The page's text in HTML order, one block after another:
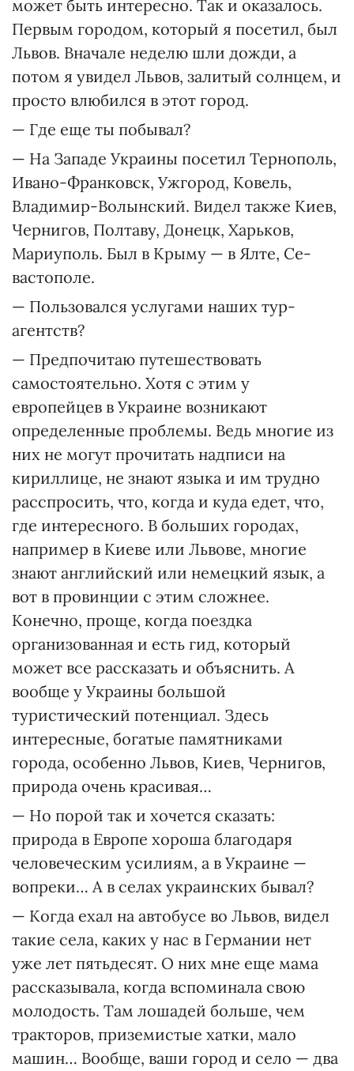
может быть интересно. Так и оказалось.
Первым городом, который я посетил, был
Львов. Вначале неделю шли дожди, а
потом я увидел Львов, залитый солнцем, и
просто влюбился в этот город.
— Где еще ты побывал?
— На Западе Украины посетил Тернополь,
Ивано-Франковск, Ужгород, Ковель,
Владимир-Волынский. Видел также Киев,
Чернигов, Полтаву, Донецк, Харьков,
Мариуполь. Был в Крыму — в Ялте, Се­
вастополе.
— Пользовался услугами наших тур­
агентств?
— Предпочитаю путешествовать
самостоятельно. Хотя с этим у
европейцев в Украине возникают
определенные проблемы. Ведь многие из
них не могут прочитать надписи на
кириллице, не знают языка и им трудно
расспросить, что, когда и куда едет, что,
где интересного. В больших городах,
например в Киеве или Львове, многие
знают английский или немецкий язык, а
вот в провинции с этим сложнее.
Конечно, проще, когда поездка
организованная и есть гид, который
может все рассказать и объяснить. А
вообще у Украины большой
туристический потенциал. Здесь
интересные, богатые памятниками
города, особенно Львов, Киев, Чернигов,
природа очень красивая…
— Но порой так и хочется сказать:
природа в Европе хороша благодаря
человеческим усилиям, а в Украине —
вопреки… А в селах украинских бывал?
— Когда ехал на автобусе во Львов, видел
такие села, каких у нас в Германии нет
уже лет пятьдесят. О них мне еще мама
рассказывала, когда вспоминала свою
молодость. Там лошадей больше, чем
тракторов, приземистые хатки, мало
машин… Вообще, ваши город и село — два